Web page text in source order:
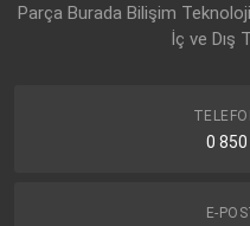
Parça Burada Bilişim
İç ve Dış
0
E-